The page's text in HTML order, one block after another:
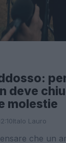
deve
molestie
Italo Lauro
che un